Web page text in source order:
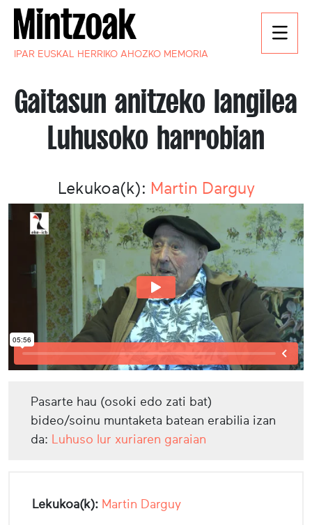
IPAR EUSKAL HERRIKO AHOZKO MEMORIA
Gaitasun anitzeko langilea
Luhusoko harrobian
Lekukoa(k): Martin Darguy
Pasarte hau (osoki edo zati bat)
bideo/soinu muntaketa batean erabilia izan
da: Luhuso lur xuriaren garaian
Lekukoa(k): Martin Darguy